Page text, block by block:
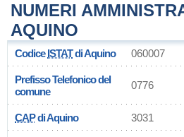
NUMERI
AQUINO
CodiceISTATdi Aquino 060007
Prefisso Telefonico del
comune
0776
CAPdi Aquino 3031